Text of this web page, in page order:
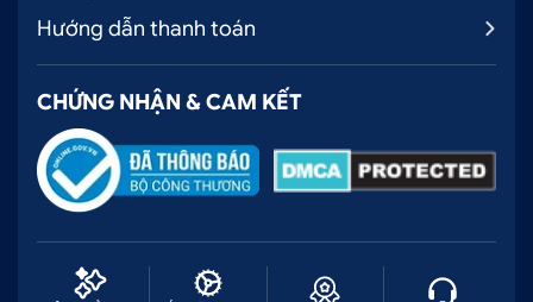
Hướng dẫn thanh toán
CHỨNG NHẬN & CAM KẾT